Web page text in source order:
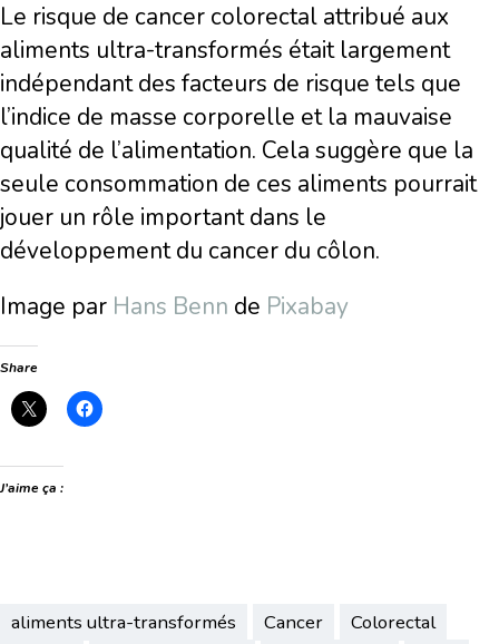
Le risque de cancer colorectal attribué aux
aliments ultra-transformés était largement
indépendant des facteurs de risque tels que
l’indice de masse corporelle et la mauvaise
qualité de l’alimentation. Cela suggère que la
seule consommation de ces aliments pourrait
jouer un rôle important dans le
développement du cancer du côlon.
Image par Hans Benn de Pixabay
Share
J’aime ça :
aliments ultra-transformés Cancer
Colorectal